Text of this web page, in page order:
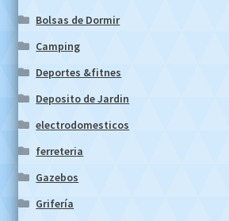
Bolsas de Dormir
Camping
Deportes &fitnes
Deposito de Jardin
electrodomesticos
ferreteria
Gazebos
Grifería